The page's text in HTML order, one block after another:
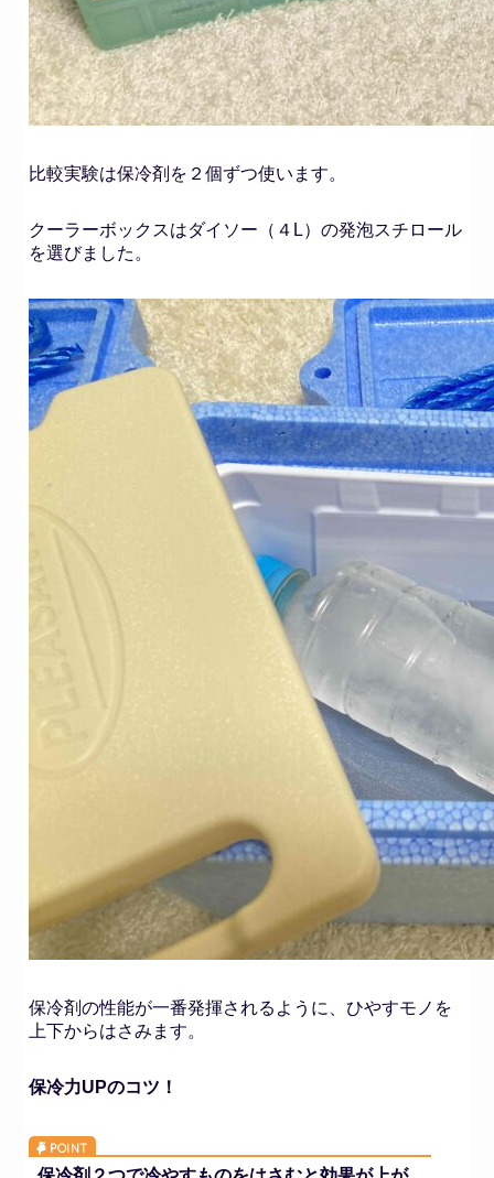
比較実験は保冷剤を２個ずつ使います。
クーラーボックスはダイソー（４L）の発泡スチロール
を選びました。
保冷剤の性能が一番発揮されるように、ひやすモノを
上下からはさみます。
保冷力UPのコツ！